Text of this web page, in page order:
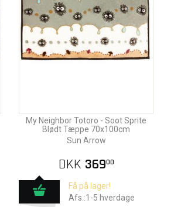
My Neighbor Totoro - Soot Sprite
Blødt Tæppe 70x100cm
Sun Arrow
DKK 36900
Få på lager!
Afs.:1-5 hverdage